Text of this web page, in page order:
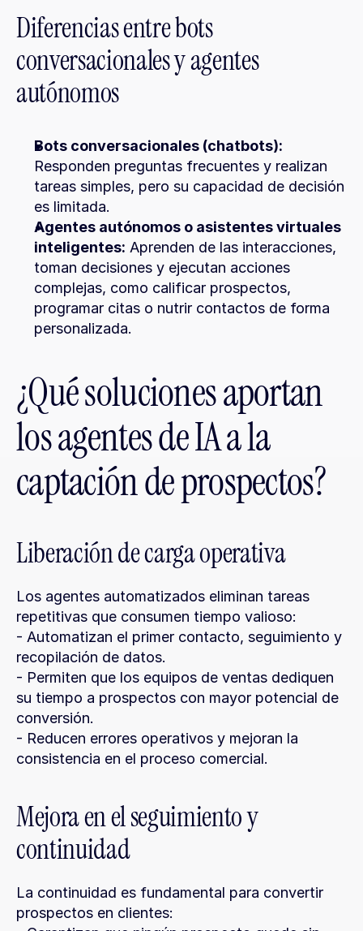
Diferencias entre bots
conversacionales y agentes
autónomos
Bots conversacionales (chatbots):
Responden preguntas frecuentes y realizan
tareas simples, pero su capacidad de decisión
es limitada.
Agentes autónomos o asistentes virtuales
inteligentes: Aprenden de las interacciones,
toman decisiones y ejecutan acciones
complejas, como calificar prospectos,
programar citas o nutrir contactos de forma
personalizada.
¿Qué soluciones aportan
los agentes de IA a la
captación de prospectos?
Liberación de carga operativa
Los agentes automatizados eliminan tareas
repetitivas que consumen tiempo valioso:
- Automatizan el primer contacto, seguimiento y
recopilación de datos.
- Permiten que los equipos de ventas dediquen
su tiempo a prospectos con mayor potencial de
conversión.
- Reducen errores operativos y mejoran la
consistencia en el proceso comercial.
Mejora en el seguimiento y
continuidad
La continuidad es fundamental para convertir
prospectos en clientes: